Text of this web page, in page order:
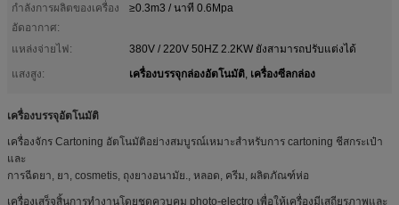
กำลังการผลิตของเครื่อง
อัดอากาศ:
≥0.3m3 / นาที 0.6Mpa
แหล่งจ่ายไฟ:
380V / 220V 50HZ 2.2KW ยังสามารถปรับแต่งได้
แสงสูง:
เครื่องบรรจุกล่องอัตโนมัติ, เครื่องซีลกล่อง
เครื่องบรรจุอัตโนมัติ
เครื่องจักร Cartoning อัตโนมัติอย่างสมบูรณ์เหมาะสำหรับการ cartoning ชีสกระเป๋า
และ
การฉีดยา, ยา, cosmetis, ถุงยางอนามัย., หลอด, ครีม, ผลิตภัณฑ์ห่อ
เครื่องเสร็จสิ้นการทำงานโดยชุดควบคุม photo-electro เพื่อให้เครื่องมีเสถียรภาพและ